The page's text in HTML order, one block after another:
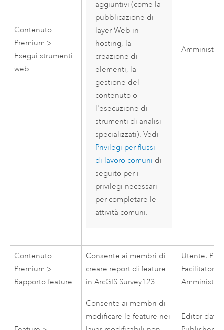
Contenuto
Premium >
Esegui strumenti
web
aggiuntivi (come la
pubblicazione di
layer Web in
hosting, la
creazione di
elementi, la
gestione del
contenuto o
l'esecuzione di
strumenti di analisi
specializzati). Vedi
Privilegi per flussi
di lavoro comuni di
seguito per i
privilegi necessari
per completare le
attività comuni.
Contenuto
Premium >
Rapporto feature
Consente ai membri di
creare report di feature
inArcGIS Survey123.
Utente,
Facilitatore,
Consente ai membri di
modificare le feature nei
Editor dati,